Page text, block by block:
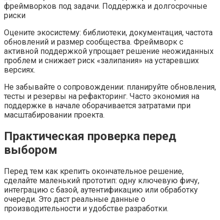
Оцените экосистему: библиотеки, документация, частота
обновлений и размер сообщества. Фреймворк с
активной поддержкой упрощает решение неожиданных
проблем и снижает риск «залипания» на устаревших
версиях.
Не забывайте о сопровождении: планируйте обновления,
тесты и резервы на рефакторинг. Часто экономия на
поддержке в начале оборачивается затратами при
масштабировании проекта.
Практическая проверка перед
выбором
Перед тем как крепить окончательное решение,
сделайте маленький прототип: одну ключевую фичу,
интеграцию с базой, аутентификацию или обработку
очереди. Это даст реальные данные о
производительности и удобстве разработки.